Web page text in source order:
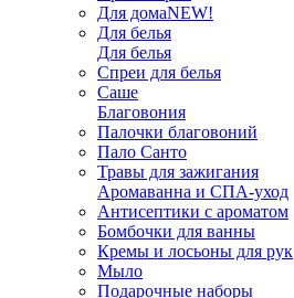
Для домаNEW!
Для белья
Для белья
Спреи для белья
Саше
Благовония
Палочки благовоний
Пало Санто
Травы для зажигания
Аромаванна и СПА-уход
Антисептики с ароматом
Бомбочки для ванны
Кремы и лосьоны для рук
Мыло
Подарочные наборы